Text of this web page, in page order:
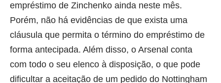
empréstimo de Zinchenko ainda neste mês.
Porém, não há evidências de que exista uma
cláusula que permita o término do empréstimo de
forma antecipada. Além disso, o Arsenal conta
com todo o seu elenco à disposição, o que pode
dificultar a aceitação de um pedido do Nottingham